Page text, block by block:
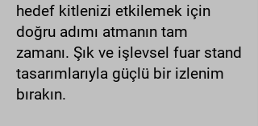
hedef kitlenizi etkilemek için
doğru adımı atmanın tam
zamanı. Şık ve işlevsel fuar stand
tasarımlarıyla güçlü bir izlenim
bırakın.